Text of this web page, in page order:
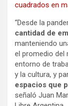
cuadrados en
“Desde la
cantidad de
manteniendo
el promedio del
entorno de
y la cultura, y
espacios que
señaló Juan